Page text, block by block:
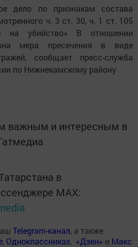
дело по признакам состава
ч. 3 ст. 30, ч. 1 ст. 105
на убийство» В отношении
мера пресечения в виде
сообщает пресс-служба
по Нижнекамскому району
важным и интересным в
в
MАХ:
Telegram-канал, а также
, Одноклассниках, «Дзен» и Макс